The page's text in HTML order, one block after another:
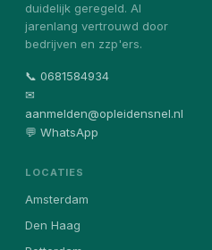
duidelijk geregeld. Al
jarenlang vertrouwd door
bedrijven en zzp'ers.
📞 0681584934
✉
aanmelden@opleidensnel.nl
💬 WhatsApp
LOCATIES
Amsterdam
Den Haag